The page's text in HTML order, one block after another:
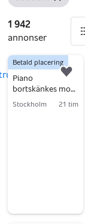
Ta bort
1 942
annonser
1942 annonser
Bortskänkes
Piano
bortskänkes mot
hämtning. Östlind
Stockholm 21 tim
Betald placering